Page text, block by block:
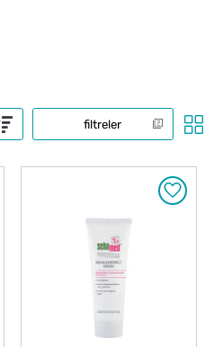
filtreler